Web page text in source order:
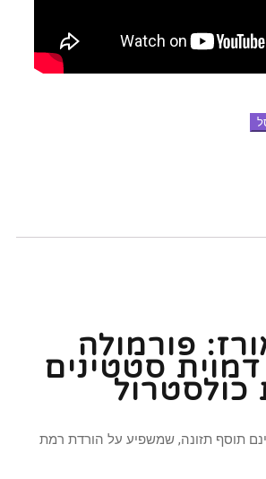
פורמולה
סטטינים
כולסטרול
תוסף תזונה, שמשפיע על הורדת רמת